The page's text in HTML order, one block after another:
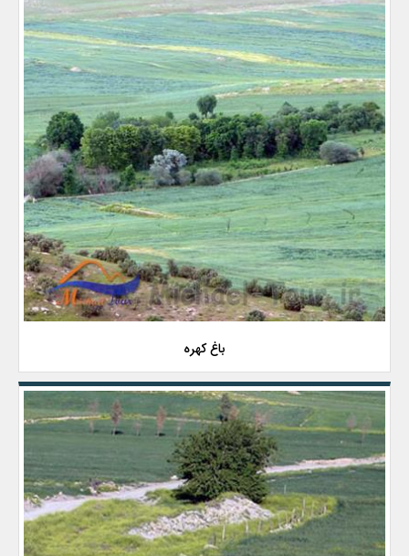
باغ کهره